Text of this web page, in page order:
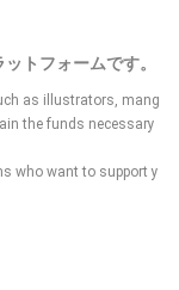
トフォームです。
as illustrators, mang
the funds necessary
who want to support y